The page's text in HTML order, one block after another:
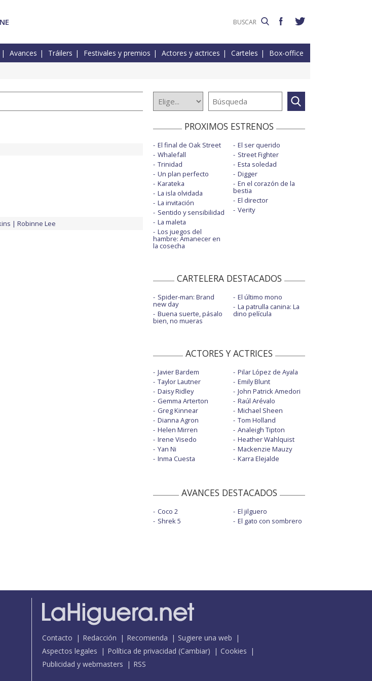
Avances Tráilers Festivales y premios Actores y actrices Carteles Box-office
Robinne Lee
PROXIMOS ESTRENOS
El final de Oak Street
Whalefall
Trinidad
Un plan perfecto
Karateka
La isla olvidada
La invitación
Sentido y sensibilidad
La maleta
Los juegos del
hambre: Amanecer en
la cosecha
El ser querido
Street Fighter
Esta soledad
Digger
En el corazón de la
bestia
El director
Verity
CARTELERA DESTACADOS
Spider-man: Brand
new day
Buena suerte, pásalo
bien, no mueras
El último mono
La patrulla canina: La
dino película
ACTORES Y ACTRICES
Javier Bardem
Taylor Lautner
Daisy Ridley
Gemma Arterton
Greg Kinnear
Dianna Agron
Helen Mirren
Irene Visedo
Yan Ni
Inma Cuesta
Pilar López de Ayala
Emily Blunt
John Patrick Amedori
Raúl Arévalo
Michael Sheen
Tom Holland
Analeigh Tipton
Heather Wahlquist
Mackenzie Mauzy
Karra Elejalde
AVANCES DESTACADOS
Coco 2
Shrek 5
El jilguero
El gato con sombrero
Contacto Redacción Recomienda
Sugiere una web
Aspectos legales
Política de privacidad (Cambiar)
Cookies
Publicidad y webmasters
RSS